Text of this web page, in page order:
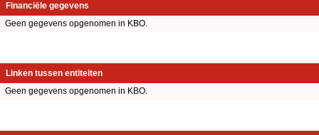
Financiële gegevens
Geen gegevens opgenomen in KBO.
Linken tussen entiteiten
Geen gegevens opgenomen in KBO.